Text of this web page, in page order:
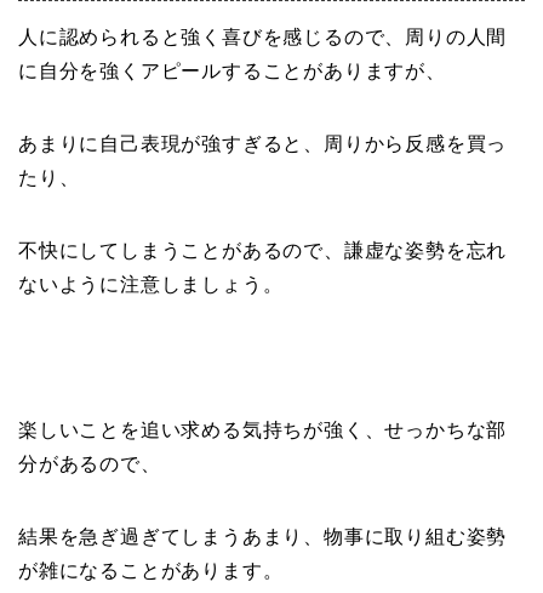
人に認められると強く喜びを感じるので、周りの人間
に自分を強くアピールすることがありますが、
あまりに自己表現が強すぎると、周りから反感を買っ
たり、
不快にしてしまうことがあるので、謙虚な姿勢を忘れ
ないように注意しましょう。
楽しいことを追い求める気持ちが強く、せっかちな部
分があるので、
結果を急ぎ過ぎてしまうあまり、物事に取り組む姿勢
が雑になることがあります。